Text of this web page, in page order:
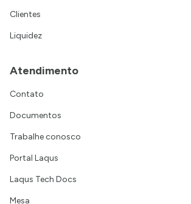
Clientes
Liquidez
Atendimento
Contato
Documentos
Trabalhe conosco
Portal Laqus
Laqus Tech Docs
Mesa